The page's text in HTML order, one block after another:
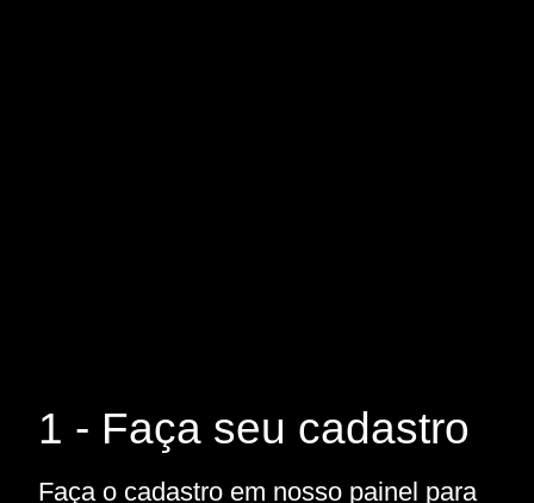
1 - Faça seu cadastro
Faça o cadastro em nosso painel para